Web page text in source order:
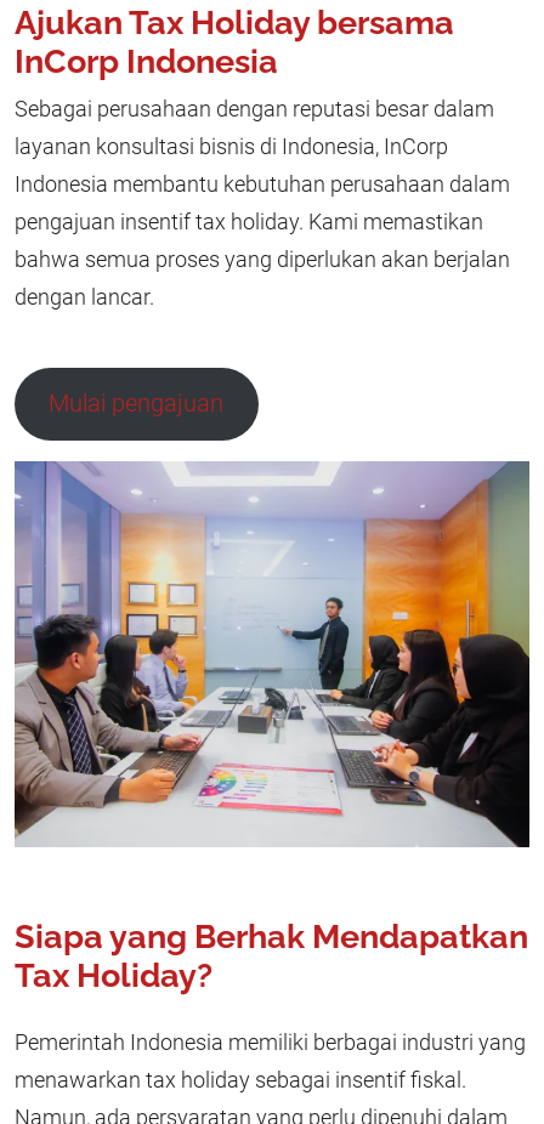
Ajukan Tax Holiday bersama
InCorp Indonesia
Sebagai perusahaan dengan reputasi besar dalam
layanan konsultasi bisnis di Indonesia, InCorp
Indonesia membantu kebutuhan perusahaan dalam
pengajuan insentif tax holiday. Kami memastikan
bahwa semua proses yang diperlukan akan berjalan
dengan lancar.
Mulai pengajuan
Siapa yang Berhak Mendapatkan
Tax Holiday?
Pemerintah Indonesia memiliki berbagai industri yang
menawarkan tax holiday sebagai insentif fiskal.
Namun, ada persyaratan yang perlu dipenuhi dalam